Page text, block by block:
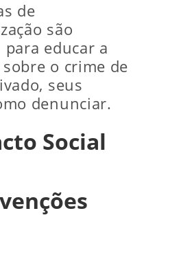
de
são
para educar a
o crime de
seus
denunciar.
Social